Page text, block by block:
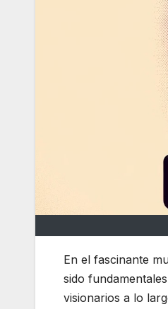
En el fascinante
sido
visionarios a lo